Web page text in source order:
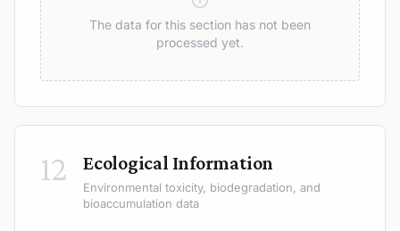
The data for this section has not been
processed yet.
12 Ecological Information
Environmental toxicity, biodegradation, and
bioaccumulation data